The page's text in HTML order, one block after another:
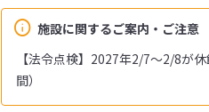
施設に関するご案内・ご注意
【法令点検】2027年2/7～2/8が
間）